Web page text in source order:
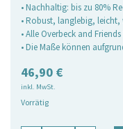
• Nachhaltig: bis zu 80%
• Robust, langlebig, leicht,
• Alle Overbeck and
• Die Maße können
46,90 €
inkl. MwSt.
Vorrätig